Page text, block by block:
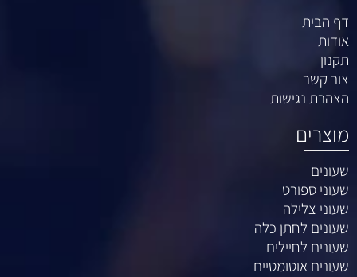
דף הבית
אודות
תקנון
צור קשר
הצהרת נגישות
מוצרים
שעונים
שעוני ספורט
שעוני צלילה
שעונים לחתן כלה
שעונים לחיילים
שעונים אוטומטיים